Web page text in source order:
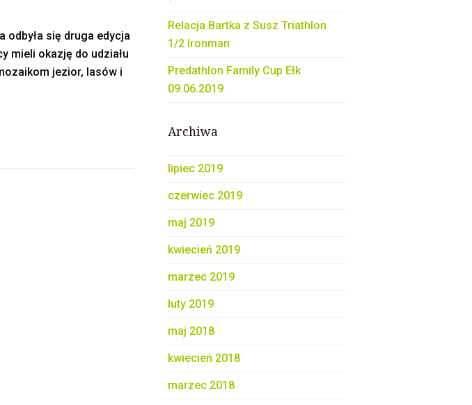
się druga edycja
mieli okazję do udziału
jezior, lasów i
Relacja Bartka z Susz Triathlon
1/2 Ironman
Predathlon Family Cup Ełk
09.06.2019
Archiwa
lipiec 2019
czerwiec 2019
maj 2019
kwiecień 2019
marzec 2019
luty 2019
maj 2018
kwiecień 2018
marzec 2018